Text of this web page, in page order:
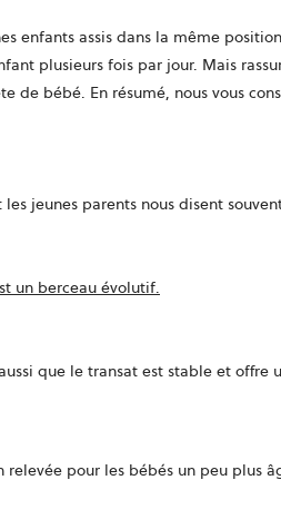
enfants assis dans la même
plusieurs fois par jour. Mais
bébé. En résumé, nous vous
jeunes parents nous disent
un berceau évolutif.
que le transat est stable et
pour les bébés un peu plus